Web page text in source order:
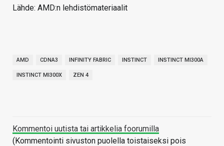
Lähde: AMD:n lehdistömateriaalit
AMD CDNA3 INFINITY FABRIC INSTINCT INSTINCT MI300A
INSTINCT MI300X ZEN 4
Kommentoi uutista tai artikkelia foorumilla
(Kommentointi sivuston puolella toistaiseksi pois